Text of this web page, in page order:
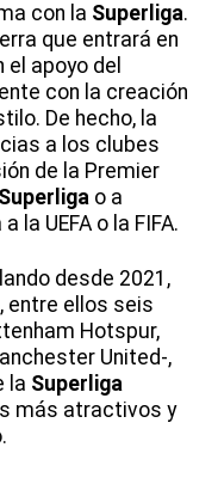
con la Superliga.
que entrará en
apoyo del
con la creación
De hecho, la
a los clubes
de la Premier
Superliga o a
UEFA o la FIFA.
desde 2021,
entre ellos seis
Hotspur,
United-,
la Superliga
más atractivos y